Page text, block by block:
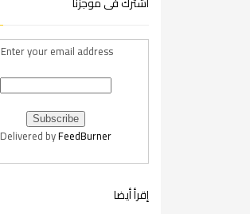
Enter your email address:
Delivered byFeedBurner
إقرأ أيضا